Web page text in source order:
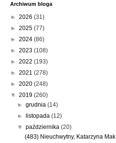
Archiwum bloga
► 2026 (31)
► 2025 (77)
► 2024 (86)
► 2023 (108)
► 2022 (193)
► 2021 (278)
► 2020 (248)
▼ 2019 (260)
►grudnia(14)
►listopada(12)
▼października(20)
(483) Nieuchwytny, Katarzyna Mak